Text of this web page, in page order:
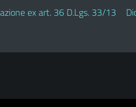
ex art. 36 D.Lgs. 33/13